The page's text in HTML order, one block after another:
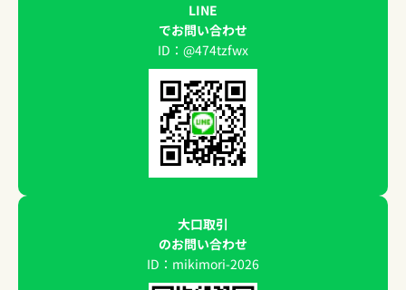
LINE
でお問い合わせ
ID：@474tzfwx
大口取引
のお問い合わせ
ID：mikimori-2026